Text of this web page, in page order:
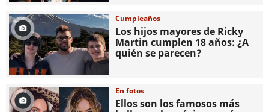
Cumpleaños
Los hijos mayores de Ricky
Martin cumplen 18 años: ¿A
quién se parecen?
En fotos
Ellos son los famosos más